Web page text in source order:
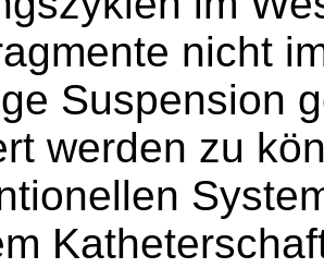
nicht
Suspension
werden zu